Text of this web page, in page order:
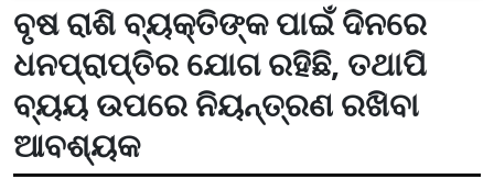
ବୃଷ ରାଶି ବ୍ୟକ୍ତିଙ୍କ ପାଇଁ ଦିନରେ
ଧନପ୍ରାପ୍ତିର ଯୋଗ ରହିଛି, ତଥାପି
ବ୍ୟୟ ଉପରେ ନିୟନ୍ତ୍ରଣ ରଖିବା
ଆବଶ୍ୟକ